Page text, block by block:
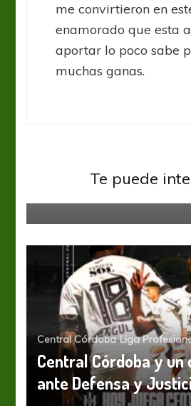
me convirtieron en
enamorado que esta
aportar lo poco sabe
muchas ganas.
Te puede
Independiente Liga Profesional
Central Córdoba Liga
Central Córdoba y un
ante Defensa y